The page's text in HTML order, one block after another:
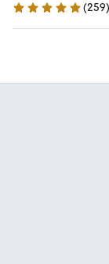
5 Sterne
(259)